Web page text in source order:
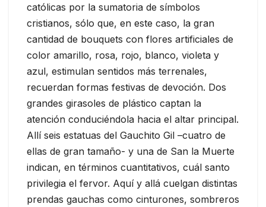
católicas por la sumatoria de símbolos
cristianos, sólo que, en este caso, la gran
cantidad de bouquets con flores artificiales de
color amarillo, rosa, rojo, blanco, violeta y
azul, estimulan sentidos más terrenales,
recuerdan formas festivas de devoción. Dos
grandes girasoles de plástico captan la
atención conduciéndola hacia el altar principal.
Allí seis estatuas del Gauchito Gil –cuatro de
ellas de gran tamaño- y una de San la Muerte
indican, en términos cuantitativos, cuál santo
privilegia el fervor. Aquí y allá cuelgan distintas
prendas gauchas como cinturones, sombreros